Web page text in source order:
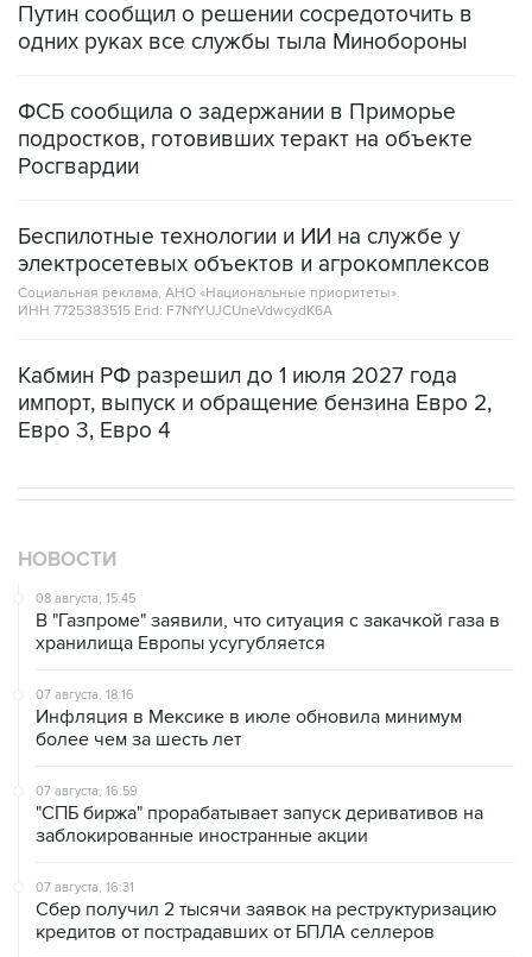
Путин сообщил о решении сосредоточить в
одних руках все службы тыла Минобороны
ФСБ сообщила о задержании в Приморье
подростков, готовивших теракт на объекте
Росгвардии
Беспилотные технологии и ИИ на службе у
электросетевых объектов и агрокомплексов
Социальная реклама, АНО «Национальные приоритеты».
ИНН 7725383515 Erid: F7NfYUJCUneVdwcydK6A
Кабмин РФ разрешил до 1 июля 2027 года
импорт, выпуск и обращение бензина Евро 2,
Евро 3, Евро 4
НОВОСТИ
08 августа, 15:45
В "Газпроме" заявили, что ситуация с закачкой газа в
хранилища Европы усугубляется
07 августа, 18:16
Инфляция в Мексике в июле обновила минимум
более чем за шесть лет
07 августа, 16:59
"СПБ биржа" прорабатывает запуск деривативов на
заблокированные иностранные акции
07 августа, 16:31
Сбер получил 2 тысячи заявок на реструктуризацию
кредитов от пострадавших от БПЛА селлеров